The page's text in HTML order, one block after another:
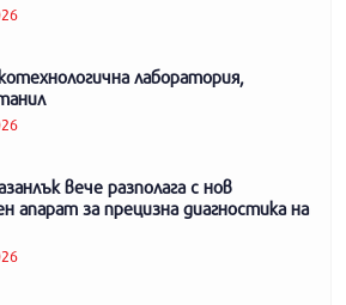
лаборатория,
вече разполага с нов
апарат за прецизна диагностика на